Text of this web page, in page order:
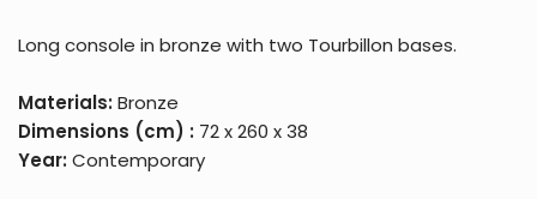
Long console in bronze with two Tourbillon bases.
Materials: Bronze
Dimensions (cm) : 72 x 260 x 38
Year: Contemporary